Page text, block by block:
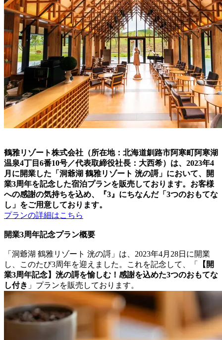
鶴雅リゾート株式会社（所在地：北海道釧路市阿寒町阿寒湖
温泉4丁目6番10号／代表取締役社長：大西希）は、2023年4
月に開業した「洞爺湖 鶴雅リゾート 洸の謌」において、開
業3周年を記念した宿泊プランを販売しております。お客様
への感謝の気持ちを込め、『3』にちなんだ「3つのおもてな
し」をご用意しております。
プランの詳細はこちら
開業3周年記念プラン概要
「洞爺湖 鶴雅リゾート 洸の謌」は、2023年4月28日に開業
し、このたび3周年を迎えました。これを記念して、「
【開
業3周年記念】洸の謌を愉しむ！感謝を込めた3つのおもてな
し付き 」プランを販売しております。